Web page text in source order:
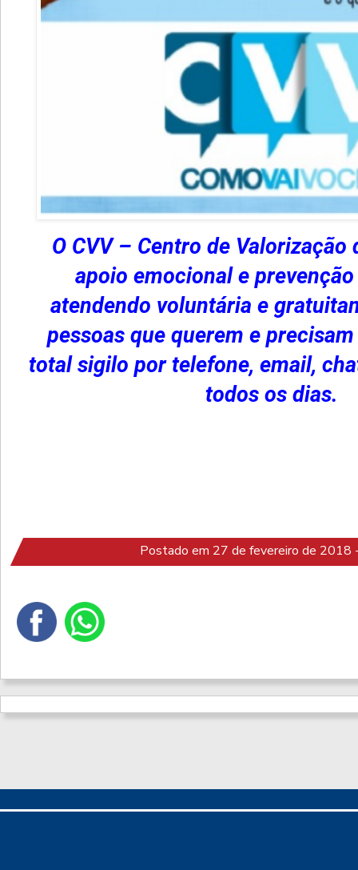
O CVV – Centro de Valorização
apoio emocional e
atendendo voluntária e
pessoas que querem e
total sigilo por telefone, email,
todos os dias.
Postado em 27 de fevereiro de 2018